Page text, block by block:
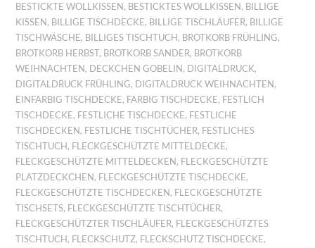
BESTICKTE WOLLKISSEN, BESTICKTES WOLLKISSEN, BILLIGE
KISSEN, BILLIGE TISCHDECKE, BILLIGE TISCHLÄUFER, BILLIGE
TISCHWÄSCHE, BILLIGES TISCHTUCH, BROTKORB FRÜHLING,
BROTKORB HERBST, BROTKORB SANDER, BROTKORB
WEIHNACHTEN, DECKCHEN GOBELIN, DIGITALDRUCK,
DIGITALDRUCK FRÜHLING, DIGITALDRUCK WEIHNACHTEN,
EINFARBIG TISCHDECKE, FARBIG TISCHDECKE, FESTLICH
TISCHDECKE, FESTLICHE TISCHDECKE, FESTLICHE
TISCHDECKEN, FESTLICHE TISCHTÜCHER, FESTLICHES
TISCHTUCH, FLECKGESCHÜTZTE MITTELDECKE,
FLECKGESCHÜTZTE MITTELDECKEN, FLECKGESCHÜTZTE
PLATZDECKCHEN, FLECKGESCHÜTZTE TISCHDECKE,
FLECKGESCHÜTZTE TISCHDECKEN, FLECKGESCHÜTZTE
TISCHSETS, FLECKGESCHÜTZTE TISCHTÜCHER,
FLECKGESCHÜTZTER TISCHLÄUFER, FLECKGESCHÜTZTES
TISCHTUCH, FLECKSCHUTZ, FLECKSCHUTZ TISCHDECKE,